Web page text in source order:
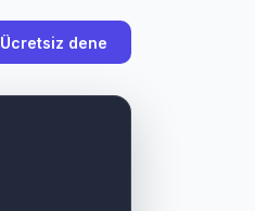
Ücretsiz dene